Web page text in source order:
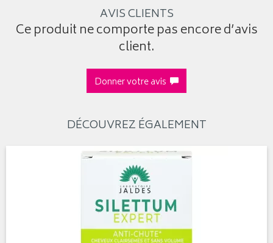
AVIS CLIENTS
Ce produit ne comporte pas encore d’avis
client.
Donner votre avis
DÉCOUVREZ ÉGALEMENT